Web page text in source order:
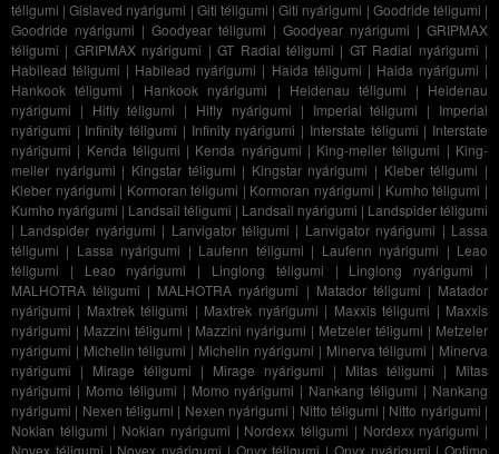
téligumi |Gislaved nyárigumi | Giti téligumi |Giti nyárigumi | Goodride téligumi |
Goodride nyárigumi | Goodyear téligumi | Goodyear nyárigumi | GRIPMAX
téligumi | GRIPMAX nyárigumi |GT Radial téligumi | GT Radial nyárigumi |
Habilead téligumi | Habilead nyárigumi | Haida téligumi | Haida nyárigumi |
Hankook téligumi | Hankook nyárigumi | Heidenau téligumi | Heidenau
nyárigumi | Hifly téligumi | Hifly nyárigumi | Imperial téligumi | Imperial
nyárigumi | Infinity téligumi | Infinity nyárigumi | Interstate téligumi | Interstate
nyárigumi | Kenda téligumi | Kenda nyárigumi | King-meiler téligumi | King-
meiler nyárigumi | Kingstar téligumi | Kingstar nyárigumi | Kleber téligumi |
Kleber nyárigumi | Kormoran téligumi | Kormoran nyárigumi | Kumho téligumi |
Kumho nyárigumi | Landsail téligumi | Landsail nyárigumi | Landspider téligumi
| Landspider nyárigumi | Lanvigator téligumi | Lanvigator nyárigumi | Lassa
téligumi | Lassa nyárigumi | Laufenn téligumi | Laufenn nyárigumi | Leao
téligumi | Leao nyárigumi | Linglong téligumi | Linglong nyárigumi |
MALHOTRA téligumi | MALHOTRA nyárigumi | Matador téligumi | Matador
nyárigumi | Maxtrek téligumi | Maxtrek nyárigumi | Maxxis téligumi | Maxxis
nyárigumi | Mazzini téligumi | Mazzini nyárigumi | Metzeler téligumi | Metzeler
nyárigumi | Michelin téligumi | Michelin nyárigumi | Minerva téligumi | Minerva
nyárigumi | Mirage téligumi | Mirage nyárigumi | Mitas téligumi | Mitas
nyárigumi | Momo téligumi | Momo nyárigumi | Nankang téligumi | Nankang
nyárigumi | Nexen téligumi | Nexen nyárigumi | Nitto téligumi | Nitto nyárigumi |
Nokian téligumi | Nokian nyárigumi | Nordexx téligumi | Nordexx nyárigumi |
Novex téligumi | Novex nyárigumi | Onyx téligumi | Onyx nyárigumi | Optimo